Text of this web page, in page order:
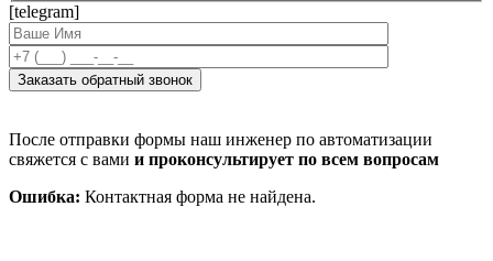
[telegram]
После отправки формы наш инженер по автоматизации
свяжется с вами и проконсультирует по всем вопросам
Ошибка: Контактная форма не найдена.